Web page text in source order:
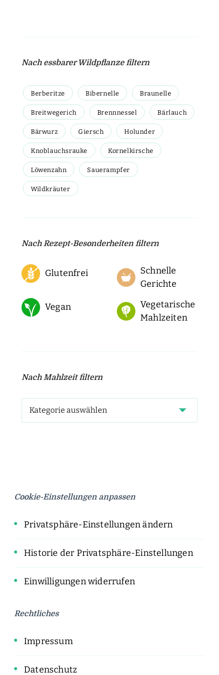
Nach essbarer Wildpflanze filtern
Berberitze Bibernelle Braunelle
Breitwegerich Brennnessel Bärlauch
Bärwurz Giersch Holunder
Knoblauchsrauke Kornelkirsche
Löwenzahn Sauerampfer
Wildkräuter
Nach Rezept-Besonderheiten filtern
Glutenfrei
Schnelle
Gerichte
Vegan
Vegetarische
Mahlzeiten
Nach Mahlzeit filtern
Cookie-Einstellungen anpassen
Privatsphäre-Einstellungen ändern
Historie der Privatsphäre-Einstellungen
Einwilligungen widerrufen
Rechtliches
Impressum
Datenschutz